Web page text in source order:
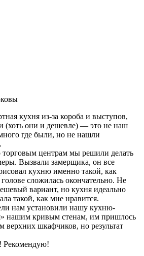
кухня из-за короба и выступов,
(хоть они и дешевле) — это не наш
где были, но не нашли
торговым центрам мы решили делать
Вызвали замерщика, он все
кухню именно такой, как
сложилась окончательно. Не
вариант, но кухня идеально
такой, как мне нравится.
нам установили нашу кухню-
нашим кривым стенам, им пришлось
верхних шкафчиков, но результат
Рекомендую!